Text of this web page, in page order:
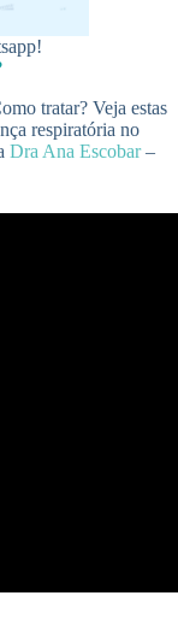
tratar? Veja estas
respiratória no
Dra Ana Escobar–